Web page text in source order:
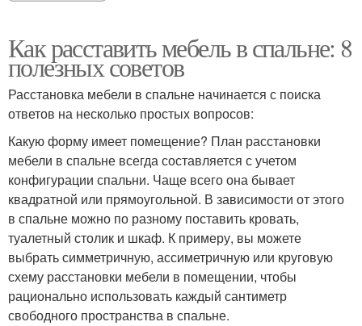
Как расставить мебель в спальне: 8
полезных советов
Расстановка мебели в спальне начинается с поиска
ответов на несколько простых вопросов:
Какую форму имеет помещение? План расстановки
мебели в спальне всегда составляется с учетом
конфигурации спальни. Чаще всего она бывает
квадратной или прямоугольной. В зависимости от этого
в спальне можно по разному поставить кровать,
туалетный столик и шкаф. К примеру, вы можете
выбрать симметричную, ассиметричную или круговую
схему расстановки мебели в помещении, чтобы
рационально использовать каждый сантиметр
свободного пространства в спальне.